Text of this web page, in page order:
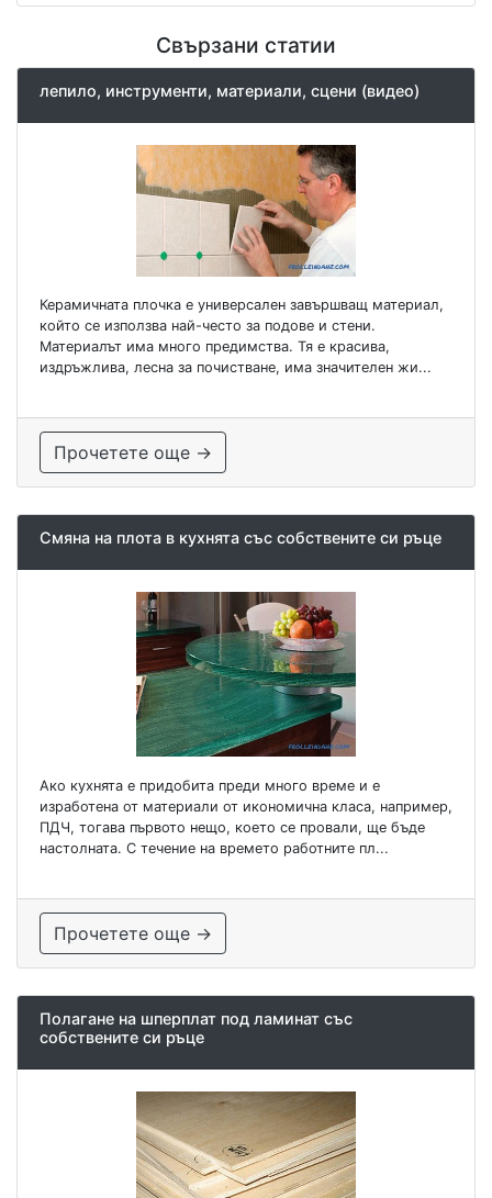
Свързани статии
лепило, инструменти, материали, сцени (видео)
Керамичната плочка е универсален завършващ материал,
който се използва най-често за подове и стени.
Материалът има много предимства. Тя е красива,
издръжлива, лесна за почистване, има значителен жи...
Прочетете още →
Смяна на плота в кухнята със собствените си ръце
Ако кухнята е придобита преди много време и е
изработена от материали от икономична класа, например,
ПДЧ, тогава първото нещо, което се провали, ще бъде
настолната. С течение на времето работните пл...
Прочетете още →
Полагане на шперплат под ламинат със
собствените си ръце